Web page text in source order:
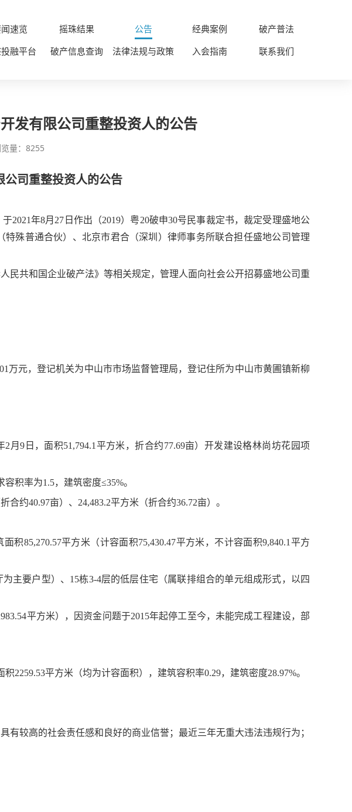
速览 摇珠结果 公告 经典案例
破产普法
融平台 破产信息查询 法律法规与政策 入会指南 联系我们
发有限公司重整投资人的公告
量：8255
公司重整投资人的公告
年8月27日作出（2019）粤20破申30号民事裁定书，裁定受理盛地公
特殊普通合伙）、北京市君合（深圳）律师事务所联合担任盛地公司管理
民共和国企业破产法》等相关规定，管理人面向社会公开招募盛地公司重
万元，登记机关为中山市市场监督管理局，登记住所为中山市黄圃镇新柳
9日，面积51,794.1平方米，折合约77.69亩）开发建设格林尚坊花园项
积率为1.5，建筑密度≤35%。
约40.97亩）、24,483.2平方米（折合约36.72亩）。
85,270.57平方米（计容面积75,430.47平方米，不计容面积9,840.1平方
主要户型）、15栋3-4层的低层住宅（属联排组合的单元组成形式，以四
平方米），因资金问题于2015年起停工至今，未能完成工程建设，部
2259.53平方米（均为计容面积），建筑容积率0.29，建筑密度28.97%。
有较高的社会责任感和良好的商业信誉；最近三年无重大违法违规行为；